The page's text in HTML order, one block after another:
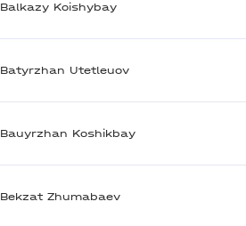
Balkazy Koishybay
Batyrzhan Utetleuov
Bauyrzhan Koshikbay
Bekzat Zhumabaev